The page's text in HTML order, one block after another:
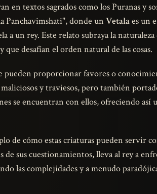
en textos sagrados como los Puranas y
Panchavimshati", donde un Vetalaes un
a un rey. Este relato subraya la naturaleza
desafían el orden natural de las cosas.
pueden proporcionar favores o
y traviesos, pero también
se encuentran con ellos, ofreciendo así
de cómo estas criaturas pueden servir
de sus cuestionamientos, lleva al rey a
las complejidades y a menudo